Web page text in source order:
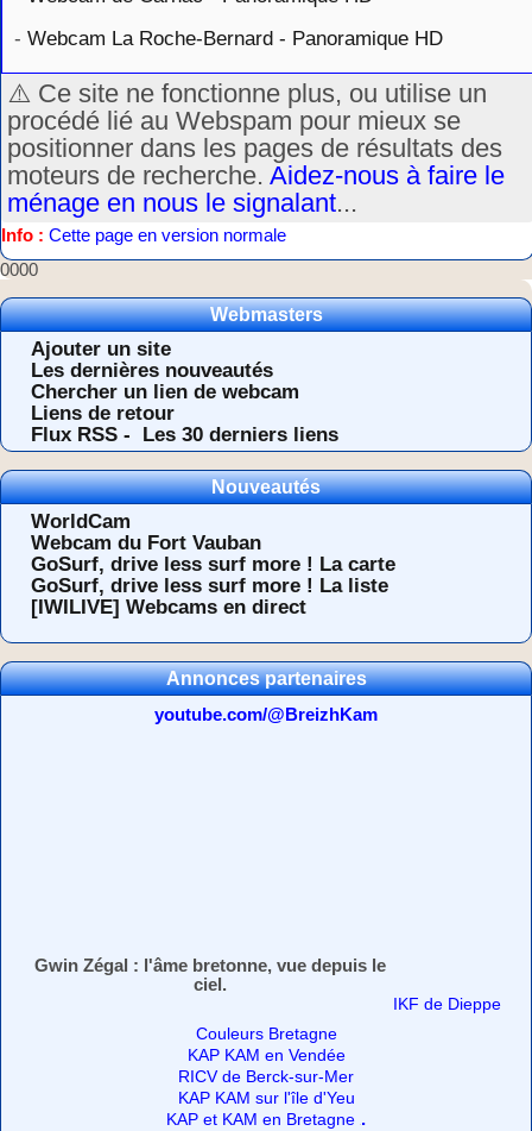
- Webcam La Roche-Bernard - Panoramique HD
⚠️ Ce site ne fonctionne plus, ou utilise un
procédé lié au Webspam pour mieux se
positionner dans les pages de résultats des
moteurs de recherche. Aidez-nous à faire le
ménage en nous le signalant...
Info : Cette page en version normale
0000
Webmasters
Ajouter un site
Les dernières nouveautés
Chercher un lien de webcam
Liens de retour
Flux RSS -
Les 30 derniers liens
Nouveautés
WorldCam
Webcam du Fort Vauban
GoSurf, drive less surf more ! La carte
GoSurf, drive less surf more ! La liste
[IWILIVE] Webcams en direct
Annonces partenaires
youtube.com/@BreizhKam
Gwin Zégal : l'âme bretonne, vue depuis le
ciel.
IKF de Dieppe
Couleurs Bretagne
KAP KAM en Vendée
RICV de Berck-sur-Mer
KAP KAM sur l'île d'Yeu
KAP et KAM en Bretagne .